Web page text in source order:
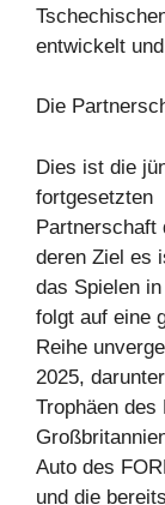
entwickelt
Die
Dies ist die
fortgesetzten
Partnerschaft
deren Ziel es
das Spielen
folgt auf eine
Reihe
2025,
Trophäen
Auto des
und die